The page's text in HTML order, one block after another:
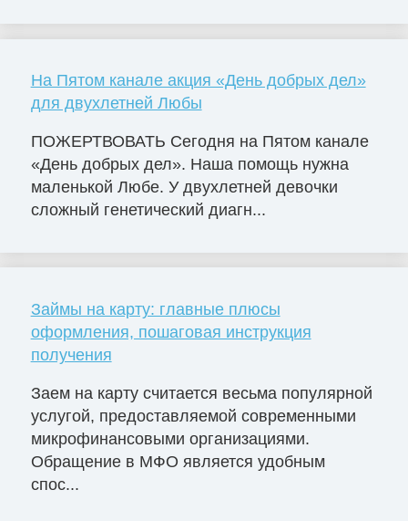
На Пятом канале акция «День добрых дел»
для двухлетней Любы
ПОЖЕРТВОВАТЬ Сегодня на Пятом канале
«День добрых дел». Наша помощь нужна
маленькой Любе. У двухлетней девочки
сложный генетический диагн...
Займы на карту: главные плюсы
оформления, пошаговая инструкция
получения
Заем на карту считается весьма популярной
услугой, предоставляемой современными
микрофинансовыми организациями.
Обращение в МФО является удобным
спос...